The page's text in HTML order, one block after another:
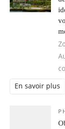
En savoir plus